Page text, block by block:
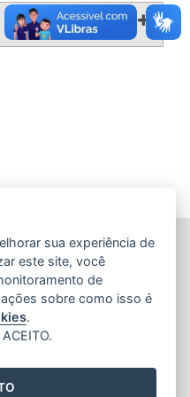
DO ESPÍRITO SANTO
414 - Centro
/ Espírito Santo
sua experiência de
este site, você
de
sobre como isso é
.